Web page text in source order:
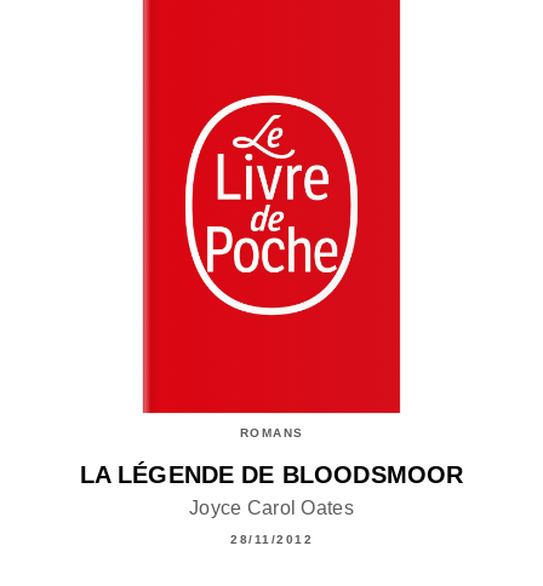
ROMANS
LA LÉGENDE DE BLOODSMOOR
Joyce Carol Oates
28/11/2012